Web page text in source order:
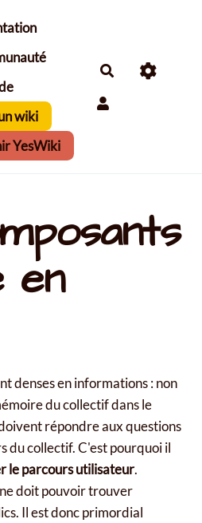
wiki
YesWiki
en
denses en informations : non
du collectif dans le
répondre aux questions
du collectif. C'est pourquoi il
le parcours utilisateur.
doit pouvoir trouver
Il est donc primordial